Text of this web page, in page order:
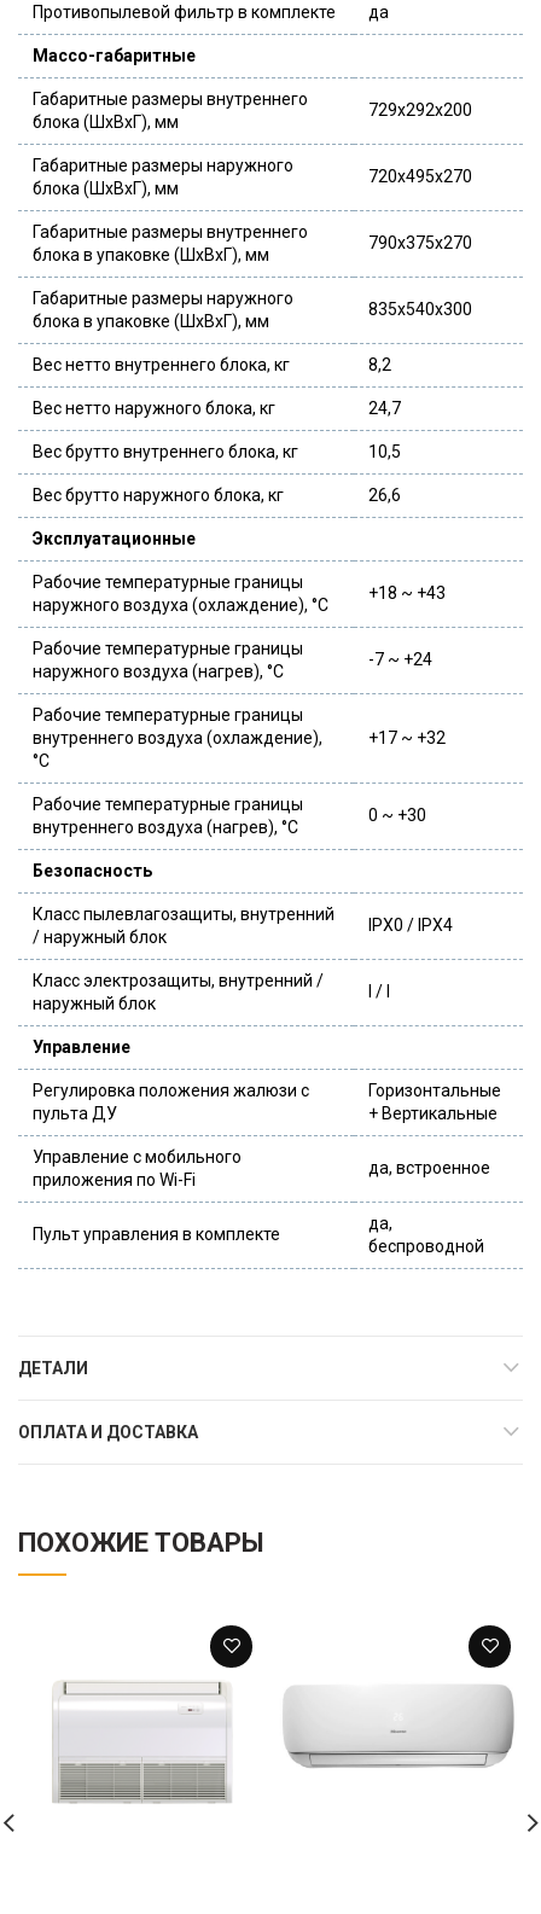
Противопылевой фильтр в комплекте да
Массо-габаритные
Габаритные размеры внутреннего
блока (ШxВxГ), мм
729x292x200
Габаритные размеры наружного
блока (ШxВxГ), мм
720x495x270
Габаритные размеры внутреннего
блока в упаковке (ШxВxГ), мм
790x375x270
Габаритные размеры наружного
блока в упаковке (ШxВxГ), мм
835x540x300
Вес нетто внутреннего блока, кг 8,2
Вес нетто наружного блока, кг 24,7
Вес брутто внутреннего блока, кг 10,5
Вес брутто наружного блока, кг 26,6
Эксплуатационные
Рабочие температурные границы
наружного воздуха (охлаждение), °C
+18 ~ +43
Рабочие температурные границы
наружного воздуха (нагрев), °C
-7 ~ +24
Рабочие температурные границы
внутреннего воздуха (охлаждение),
°C
+17 ~ +32
Рабочие температурные границы
внутреннего воздуха (нагрев), °C
0 ~ +30
Безопасность
Класс пылевлагозащиты, внутренний
/ наружный блок
IPX0 / IPX4
Класс электрозащиты, внутренний /
наружный блок
I / I
Управление
Регулировка положения жалюзи с
пульта ДУ
Горизонтальные
+ Вертикальные
Управление c мобильного
приложения по Wi-Fi
да, встроенное
Пульт управления в комплекте
да,
беспроводной
ДЕТАЛИ
ОПЛАТА И ДОСТАВКА
ПОХОЖИЕ ТОВАРЫ